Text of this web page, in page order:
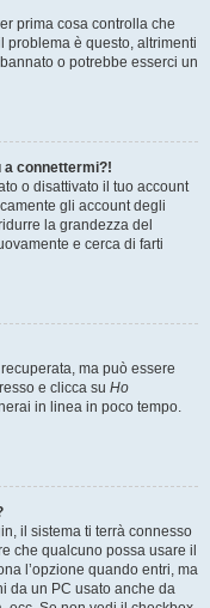
prima cosa controlla che
problema è questo, altrimenti
o potrebbe esserci un
a connettermi?!
o disattivato il tuo account
gli account degli
la grandezza del
e cerca di farti
ma può essere
e clicca su Ho
in linea in poco tempo.
il sistema ti terrà connesso
che qualcuno possa usare il
l’opzione quando entri, ma
da un PC usato anche da